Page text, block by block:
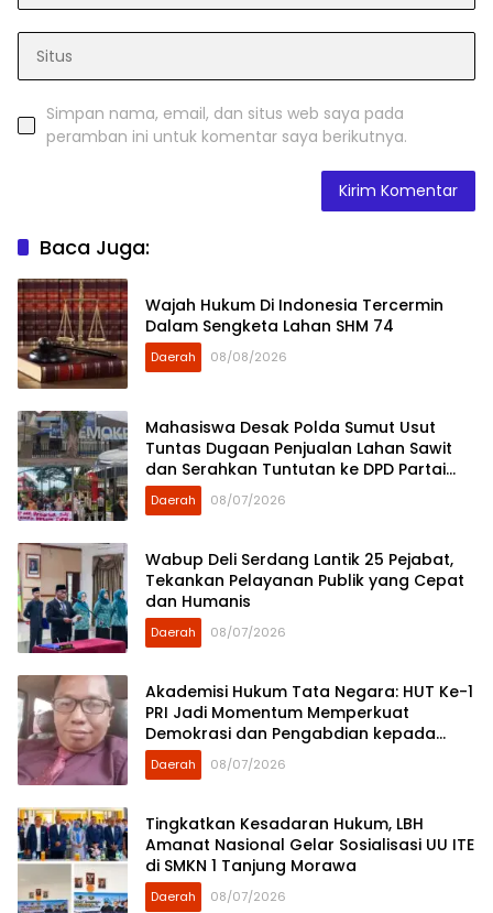
Simpan nama, email, dan situs web saya pada
peramban ini untuk komentar saya berikutnya.
Baca Juga:
Wajah Hukum Di Indonesia Tercermin
Dalam Sengketa Lahan SHM 74
Daerah 08/08/2026
Mahasiswa Desak Polda Sumut Usut
Tuntas Dugaan Penjualan Lahan Sawit
dan Serahkan Tuntutan ke DPD Partai
Demokrat Sumut
Daerah 08/07/2026
Wabup Deli Serdang Lantik 25 Pejabat,
Tekankan Pelayanan Publik yang Cepat
dan Humanis
Daerah 08/07/2026
Akademisi Hukum Tata Negara: HUT Ke-1
PRI Jadi Momentum Memperkuat
Demokrasi dan Pengabdian kepada
Rakyat
Daerah 08/07/2026
Tingkatkan Kesadaran Hukum, LBH
Amanat Nasional Gelar Sosialisasi UU ITE
di SMKN 1 Tanjung Morawa
Daerah 08/07/2026